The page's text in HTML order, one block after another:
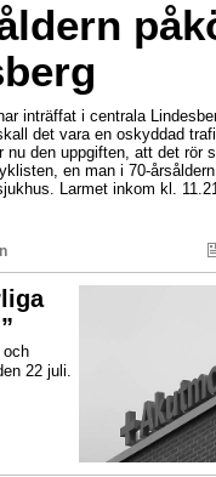
inträffat i centrala
det vara en oskyddad
den uppgiften, att det rör
en man i 70-
Larmet inkom kl.
22 juli.